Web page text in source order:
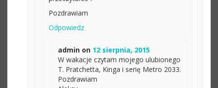
Pozdrawiam
Odpowiedz
admin on 12 sierpnia, 2015
W wakacje czytam mojego ulubionego
T. Pratchetta, Kinga i serię Metro 2033.
Pozdrawiam